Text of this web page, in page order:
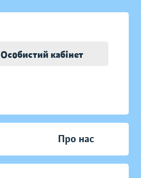
Особистий кабінет
Про нас